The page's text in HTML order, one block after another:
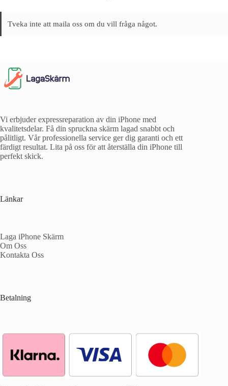
Tveka inte att maila oss om du vill fråga något.
Vi erbjuder expressreparation av din iPhone med
kvalitetsdelar. Få din spruckna skärm lagad snabbt och
pålitligt. Vår professionella service ger dig garanti och ett
färdigt resultat. Lita på oss för att återställa din iPhone till
perfekt skick.
Länkar
Laga iPhone Skärm
Om Oss
Kontakta Oss
Betalning